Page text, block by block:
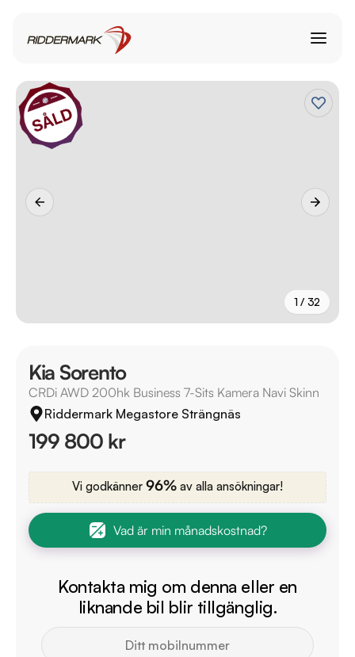
1 / 32
Kia Sorento
CRDi AWD 200hk Business 7-Sits Kamera Navi Skinn
Riddermark Megastore Strängnäs
199 800 kr
Vi godkänner 96% av alla ansökningar!
Vad är min månadskostnad?
Kontakta mig om denna eller en
liknande bil blir tillgänglig.